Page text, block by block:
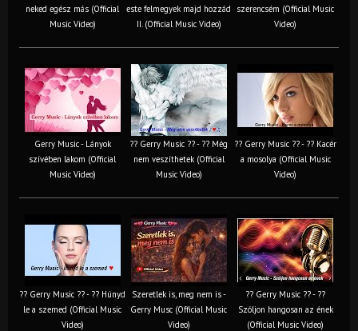
neked egész más (Official
Music Video)
este felmegyek majd hozzád
II. (Official Music Video)
szerencsém (Official Music
Video)
Gerry Music - Lányok
szívében lakom (Official
Music Video)
?? Gerry Music ?? - ?? Még
nem veszíthetek (Official
Music Video)
?? Gerry Music ?? - ?? Kacér
a mosolya (Official Music
Video)
?? Gerry Music ?? - ?? Húnyd
le a szemed (Official Music
Video)
Szeretlek is, meg nem is -
Gerry Musc (Official Music
Video)
?? Gerry Music ?? - ??
Szóljon hangosan az ének
(Official Music Video)